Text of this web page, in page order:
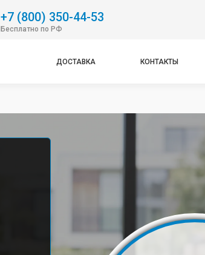
+7 (800) 350-44-53
Бесплатно по РФ
ДОСТАВКА КОНТАКТЫ